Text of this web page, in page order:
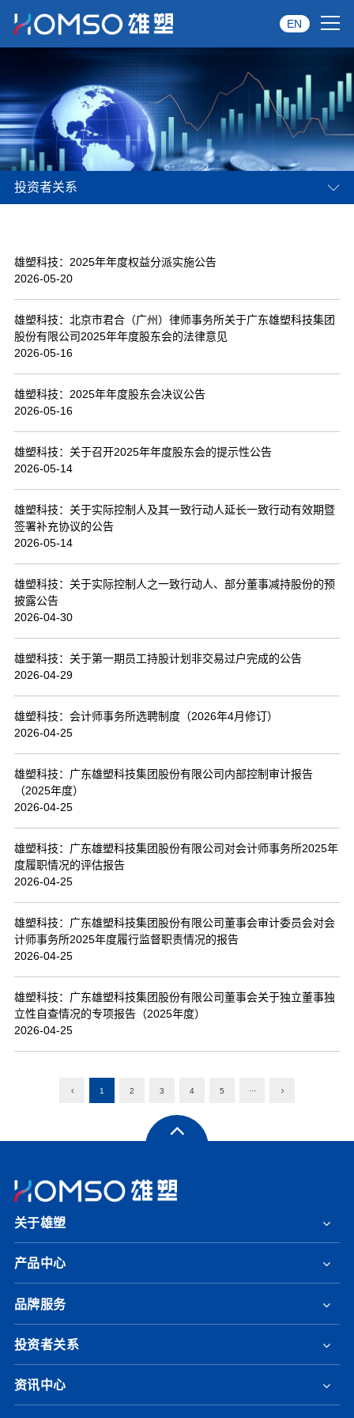
关于雄塑
产品中心
品牌服务
资讯中心
经典案例
联系我们
EN
投资者关系
雄塑科技：2025年年度权益分派实施公告
2026-05-20
雄塑科技：北京市君合（广州）律师事务所关于广东雄塑科技集团
股份有限公司2025年年度股东会的法律意见
2026-05-16
雄塑科技：2025年年度股东会决议公告
2026-05-16
雄塑科技：关于召开2025年年度股东会的提示性公告
2026-05-14
雄塑科技：关于实际控制人及其一致行动人延长一致行动有效期暨
签署补充协议的公告
2026-05-14
雄塑科技：关于实际控制人之一致行动人、部分董事减持股份的预
披露公告
2026-04-30
雄塑科技：关于第一期员工持股计划非交易过户完成的公告
2026-04-29
雄塑科技：会计师事务所选聘制度（2026年4月修订）
2026-04-25
雄塑科技：广东雄塑科技集团股份有限公司内部控制审计报告
（2025年度）
2026-04-25
雄塑科技：广东雄塑科技集团股份有限公司对会计师事务所2025年
度履职情况的评估报告
2026-04-25
雄塑科技：广东雄塑科技集团股份有限公司董事会审计委员会对会
计师事务所2025年度履行监督职责情况的报告
2026-04-25
雄塑科技：广东雄塑科技集团股份有限公司董事会关于独立董事独
立性自查情况的专项报告（2025年度）
2026-04-25
1 2 3 4 5 ···
关于雄塑
产品中心
品牌服务
投资者关系
资讯中心